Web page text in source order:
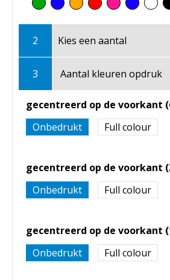
2 Kies een aantal
3 Aantal kleuren opdruk
gecentreerd op de voorkant
Onbedrukt
Full colour
gecentreerd op de voorkant
Onbedrukt
Full colour
gecentreerd op de voorkant
Onbedrukt
Full colour